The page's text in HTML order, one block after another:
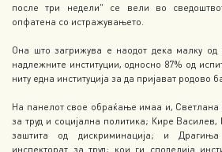
после три недели“ се вели во
опфатена со истражувањето.
Она што загрижува е наодот дека малку од
надлежните институции, односно 87% од
ниту една институција за да пријават родово
На панелот свое обраќање имаа и, Светлана
за труд и социјална политика; Кире
заштита од дискриминација; и
инспекторат за труд; кои ги споделија